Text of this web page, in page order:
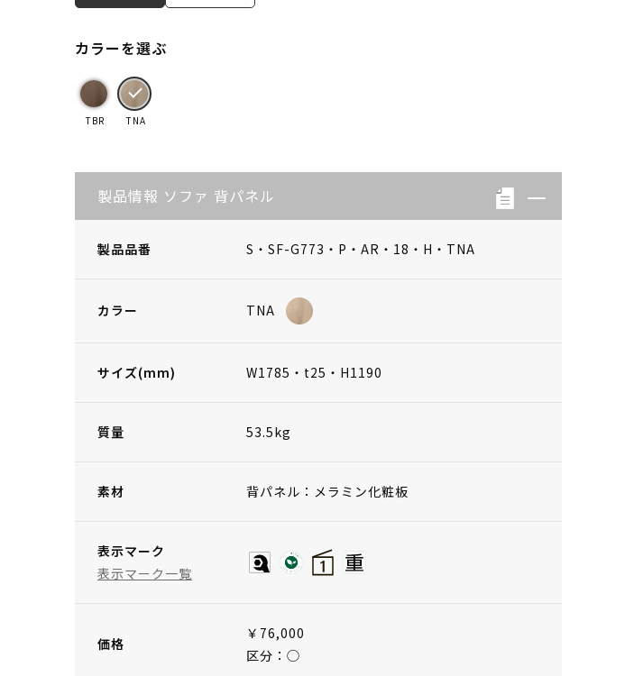
カラーを選ぶ
TBR TNA
製品情報 ソファ 背パネル
製品品番 S・SF-G773・P・AR・18・H・TNA
カラー TNA
サイズ(mm) W1785・t25・H1190
質量 53.5kg
素材 背パネル：メラミン化粧板
表示マーク
表示マーク一覧
価格
￥76,000
区分：◯